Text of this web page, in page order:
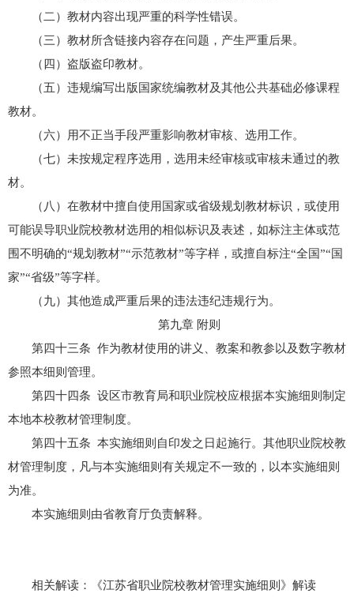
（二）教材内容出现严重的科学性错误。
（三）教材所含链接内容存在问题，产生严重后果。
（四）盗版盗印教材。
（五）违规编写出版国家统编教材及其他公共基础必修课程
教材。
（六）用不正当手段严重影响教材审核、选用工作。
（七）未按规定程序选用，选用未经审核或审核未通过的教
材。
（八）在教材中擅自使用国家或省级规划教材标识，或使用
可能误导职业院校教材选用的相似标识及表述，如标注主体或范
围不明确的“规划教材”“示范教材”等字样，或擅自标注“全国”“国
家”“省级”等字样。
（九）其他造成严重后果的违法违纪违规行为。
第九章 附则
第四十三条 作为教材使用的讲义、教案和教参以及数字教材
参照本细则管理。
第四十四条 设区市教育局和职业院校应根据本实施细则制定
本地本校教材管理制度。
第四十五条 本实施细则自印发之日起施行。其他职业院校教
材管理制度，凡与本实施细则有关规定不一致的，以本实施细则
为准。
本实施细则由省教育厅负责解释。
相关解读： 《江苏省职业院校教材管理实施细则》解读